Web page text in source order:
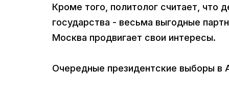
Кроме того, политолог считает, что
государства - весьма выгодные
Москва продвигает свои интересы.
Очередные президентские выборы в